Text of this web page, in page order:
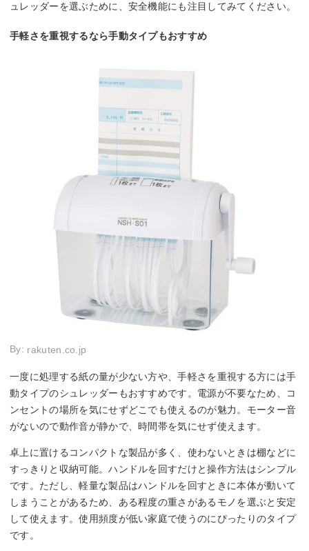
ュレッダーを選ぶために、安全機能にも注目してみてください。
手軽さを重視するなら手動タイプもおすすめ
By: rakuten.co.jp
一度に処理する紙の量が少ない方や、手軽さを重視する方には手
動タイプのシュレッダーもおすすめです。電源が不要なため、コ
ンセントの場所を気にせずどこでも使えるのが魅力。モーター音
がないので動作音が静かで、時間帯を気にせず使えます。
卓上に置けるコンパクトな製品が多く、使わないときは棚などに
すっきりと収納可能。ハンドルを回すだけと操作方法はシンプル
です。ただし、軽量な製品はハンドルを回すときに本体が動いて
しまうことがあるため、ある程度の重さがあるモノを選ぶと安定
して使えます。使用頻度が低い家庭で使うのにぴったりのタイプ
です。